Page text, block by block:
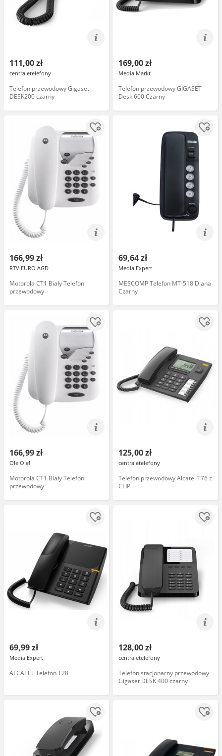
111,00 zł
centraletelefony
Telefon przewodowy Gigaset
DESK200 czarny
169,00 zł
Media Markt
Telefon przewodowy GIGASET
Desk 600 Czarny
166,99 zł
RTV EURO AGD
Motorola CT1 Biały Telefon
przewodowy
69,64 zł
Media Expert
MESCOMP Telefon MT-518 Diana
Czarny
166,99 zł
Ole Ole!
Motorola CT1 Biały Telefon
przewodowy
125,00 zł
centraletelefony
Telefon przewodowy Alcatel T76 z
CLIP
69,99 zł
Media Expert
ALCATEL Telefon T28
128,00 zł
centraletelefony
Telefon stacjonarny przewodowy
Gigaset DESK 400 czarny